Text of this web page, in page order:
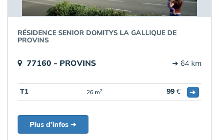
RÉSIDENCE SENIOR DOMITYS LA GALLIQUE DE
PROVINS
77160 - PROVINS ➔ 64 km
T1 26 m2 99 € ➔
Plus d'infos ➔